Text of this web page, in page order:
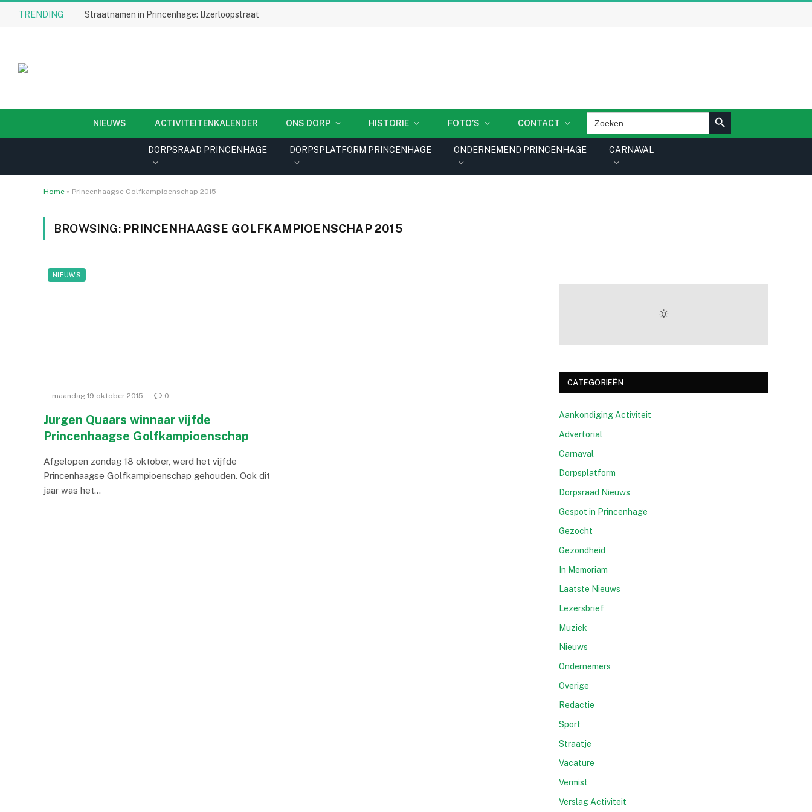
TRENDING Straatnamen in Princenhage: IJzerloopstraat
NIEUWS ACTIVITEITENKALENDER ONS DORP HISTORIE FOTO’S CONTACT
Zoek
naar:
ZOEKKNOP
DORPSRAAD PRINCENHAGE DORPSPLATFORM PRINCENHAGE ONDERNEMEND PRINCENHAGE CARNAVAL
Home » Princenhaagse Golfkampioenschap 2015
BROWSING: PRINCENHAAGSE GOLFKAMPIOENSCHAP 2015
NIEUWS
maandag 19 oktober 2015 0
Jurgen Quaars winnaar vijfde
Princenhaagse Golfkampioenschap
Afgelopen zondag 18 oktober, werd het vijfde
Princenhaagse Golfkampioenschap gehouden. Ook dit
jaar was het…
CATEGORIEËN
Aankondiging Activiteit
Advertorial
Carnaval
Dorpsplatform
Dorpsraad Nieuws
Gespot in Princenhage
Gezocht
Gezondheid
In Memoriam
Laatste Nieuws
Lezersbrief
Muziek
Nieuws
Ondernemers
Overige
Redactie
Sport
Straatje
Vacature
Vermist
Verslag Activiteit